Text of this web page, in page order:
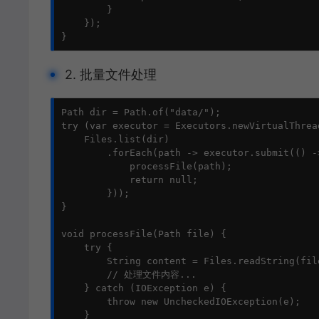
        }
    });
}
2. 批量文件处理
Path dir = Path.of("data/");
try (var executor =
    Files.list(dir)
.forEach(path -> executor.submit(() -
            processFile(path);
            return null;
        }));
}
void processFile(Path file) {
    try {
String content =
        // 处理文件内容...
    } catch (IOException e) {
        throw new UncheckedIOException(e);
    }